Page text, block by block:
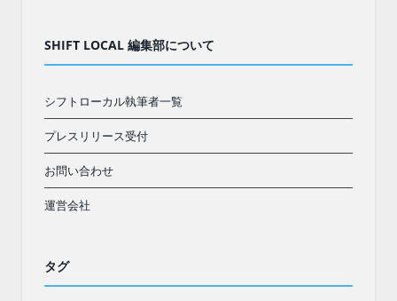
SHIFT LOCAL 編集部について
シフトローカル執筆者一覧
プレスリリース受付
お問い合わせ
運営会社
タグ